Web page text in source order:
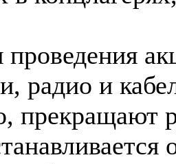
радио и
прекращают